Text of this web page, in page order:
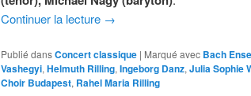
Continuer la lecture →
Publié dansConcert classique | Marqué avec Bach
Vashegyi, Helmuth Rilling, Ingeborg Danz, Julia Sophie
Choir Budapest, Rahel Maria Rilling